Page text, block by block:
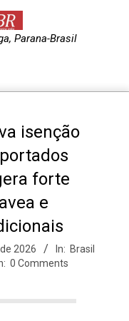
Parana-Brasil
isenção
forte
e
2026 In: Brasil
0 Comments